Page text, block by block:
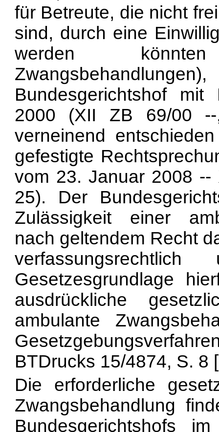
für Betreute, die nicht
sind, durch eine
werden
Bundesgerichtshof
2000 (XII ZB 69/00
verneinend
gefestigte
vom 23. Januar 2008
25). Der
Zulässigkeit einer
nach geltendem Recht
verfassungsrechtlich
Gesetzesgrundlage
ausdrückliche
ambulante
BTDrucks 15/4874, S. 8
Die erforderliche
Zwangsbehandlung
Bundesgerichtshofs